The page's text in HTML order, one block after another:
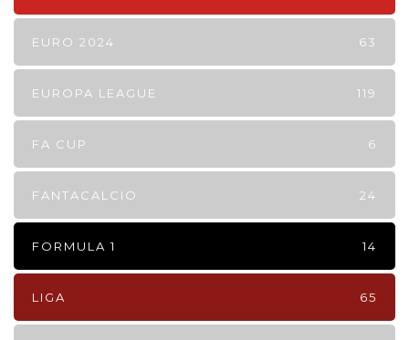
EURO 2024 63
EUROPA LEAGUE 119
FA CUP 6
FANTACALCIO 24
FORMULA 1 14
LIGA 65